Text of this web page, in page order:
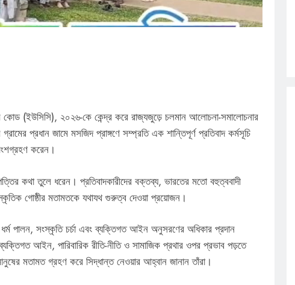
কোড (ইউসিসি), ২০২৬-কে কেন্দ্র করে রাজ্যজুড়ে চলমান আলোচনা-সমালোচনার
প্রধান জামে মসজিদ প্রাঙ্গণে সম্প্রতি এক শান্তিপূর্ণ প্রতিবাদ কর্মসূচি
করেন।
কথা তুলে ধরেন। প্রতিবাদকারীদের বক্তব্য, ভারতের মতো বহুত্ববাদী
গোষ্ঠীর মতামতকে যথাযথ গুরুত্ব দেওয়া প্রয়োজন।
পালন, সংস্কৃতি চর্চা এবং ব্যক্তিগত আইন অনুসরণের অধিকার প্রদান
আইন, পারিবারিক রীতি-নীতি ও সামাজিক প্রথার ওপর প্রভাব পড়তে
মতামত গ্রহণ করে সিদ্ধান্ত নেওয়ার আহ্বান জানান তাঁরা।